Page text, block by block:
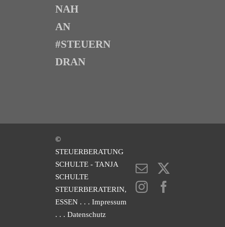
NAH
AN
#STEUERN
DRAN
©
STEUERBERATUNG
SCHULTE - TANJA
SCHULTE
STEUERBERATERIN,
ESSEN . . . Impressum
. . . Datenschutz
E-
Mail
Instagram